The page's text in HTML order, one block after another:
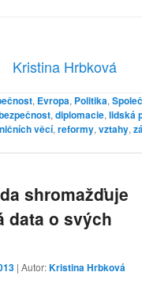
Kristina Hrbková
, Evropa, Politika,
,diplomacie,lidská
věcí,reformy,vztahy,
shromažďuje
data o svých
| Autor:Kristina Hrbková